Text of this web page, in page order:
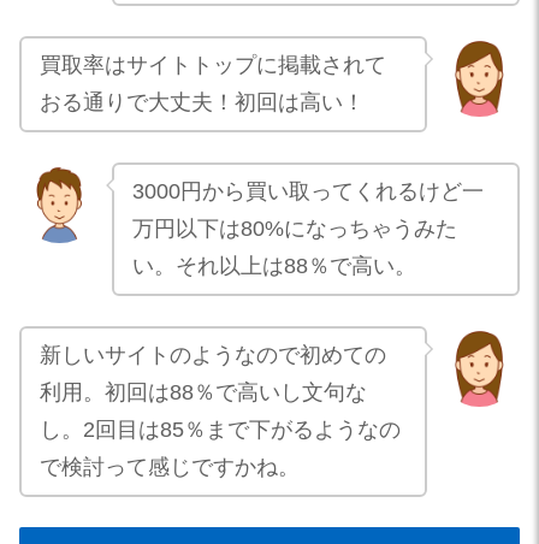
買取率はサイトトップに掲載されて
おる通りで大丈夫！初回は高い！
3000円から買い取ってくれるけど一
万円以下は80%になっちゃうみた
い。それ以上は88％で高い。
新しいサイトのようなので初めての
利用。初回は88％で高いし文句な
し。2回目は85％まで下がるようなの
で検討って感じですかね。